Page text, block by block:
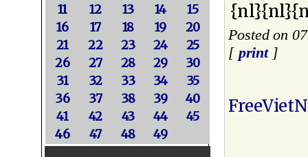
11
12 13 14
15
16
17 18 19
20
21
22 23 24
25
26
27 28 29
30
31
32 33 34
35
36
37 38 39
40
41
42 43 44
45
46
47 48 49
Posted on
[ print]